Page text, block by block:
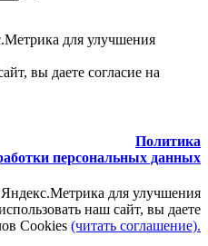
для улучшения
вы даете согласие на
Политика
персональных данных
для улучшения
наш сайт, вы даете
Cookies (читать соглашение).